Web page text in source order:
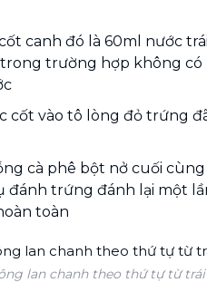
canh đó là 60ml nước
trường hợp không có
cốt vào tô lòng đỏ trứng
cà phê bột nở cuối
trứng đánh lại một
toàn
lan chanh theo thứ tự từ